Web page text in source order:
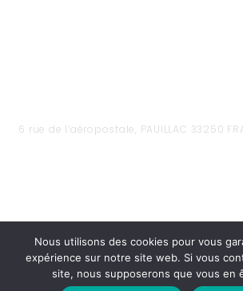
6 rue de l’aéropostale, PAUILLAC 33250
Nous utilisons des cookies pour vous
expérience sur notre site web. Si vous
site, nous supposerons que vous en